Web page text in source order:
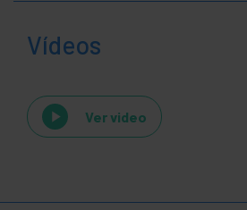
Vídeos
Ver video